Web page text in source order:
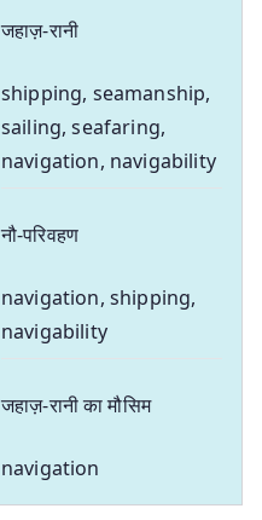
जहाज़-रानी
shipping, seamanship,
sailing, seafaring,
navigation, navigability
नौ-परिवहण
navigation, shipping,
navigability
जहाज़-रानी का मौसिम
navigation